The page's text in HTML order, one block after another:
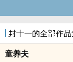
封十一的全部作
童养夫